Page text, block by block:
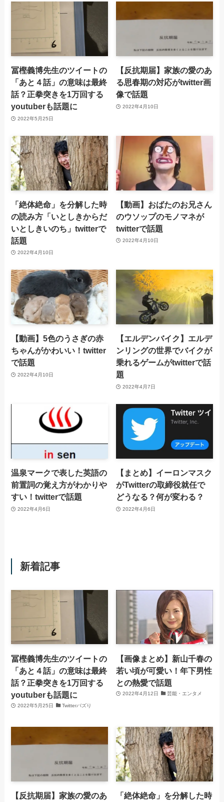
冨樫義博先生のツイートの
「あと４話」の意味は最終
話？正拳突きを1万回する
youtuberも話題に
2022年5月25日
【反抗期届】家族の愛のあ
る思春期の対応がtwitter画
像で話題
2022年4月10日
「絶体絶命」を分解した時
の読み方「いとしきからだ
いとしきいのち」twitterで
話題
2022年4月10日
【動画】おばたのお兄さん
のウソップのモノマネが
twitterで話題
2022年4月10日
【動画】5色のうさぎの赤
ちゃんがかわいい！twitter
で話題
2022年4月10日
【エルデンバイク】エルデ
ンリングの世界でバイクが
乗れるゲームがtwitterで話
題
2022年4月7日
温泉マークで表した英語の
前置詞の覚え方がわかりや
すい！twitterで話題
2022年4月6日
【まとめ】イーロンマスク
がTwitterの取締役就任で
どうなる？何が変わる？
2022年4月6日
新着記事
冨樫義博先生のツイートの
「あと４話」の意味は最終
話？正拳突きを1万回する
youtuberも話題に
2022年5月25日 Twitterバズり
【画像まとめ】新山千春の
若い頃が可愛い！年下男性
との熱愛で話題
2022年4月12日 芸能・エンタメ
【反抗期届】家族の愛のあ
「絶体絶命」を分解した時